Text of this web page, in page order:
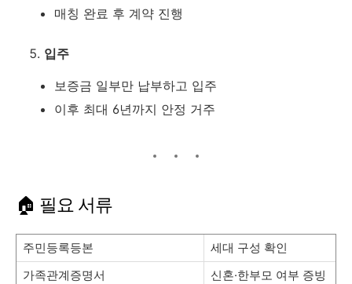
매칭 완료 후 계약 진행
입주
보증금 일부만 납부하고 입주
이후 최대 6년까지 안정 거주
🏠 필요 서류
주민등록등본
세대 구성 확인
가족관계증명서
신혼·한부모 여부 증빙